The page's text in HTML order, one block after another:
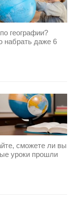
географии?
набрать даже 6
сможете ли вы
уроки прошли